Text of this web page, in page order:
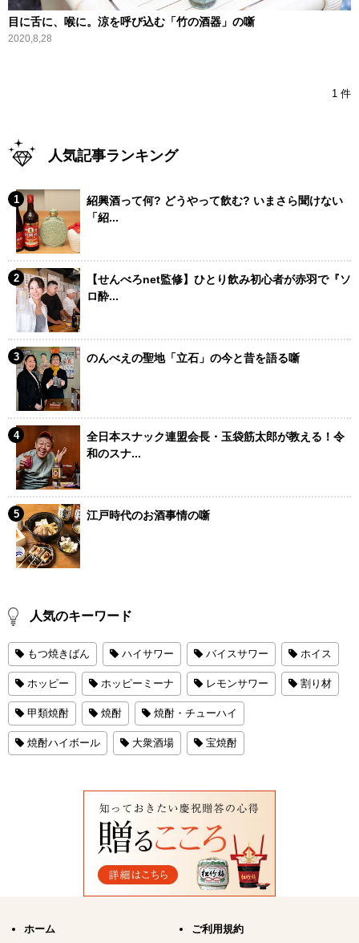
目に舌に、喉に。涼を呼び込む「竹の酒器」の噺
2020,8,28
1 件
人気記事ランキング
紹興酒って何? どうやって飲む? いまさら聞けない
「紹...
【せんべろnet監修】ひとり飲み初心者が赤羽で『ソ
ロ酔...
のんべえの聖地「立石」の今と昔を語る噺
全日本スナック連盟会長・玉袋筋太郎が教える！令
和のスナ...
江戸時代のお酒事情の噺
人気のキーワード
もつ焼きばん ハイサワー バイスサワー ホイス
ホッピー ホッピーミーナ レモンサワー 割り材
甲類焼酎 焼酎 焼酎・チューハイ
焼酎ハイボール 大衆酒場 宝焼酎
ホーム ご利用規約